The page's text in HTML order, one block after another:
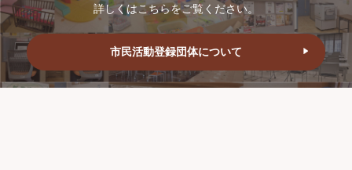
詳しくはこちらをご覧ください。
市民活動登録団体について